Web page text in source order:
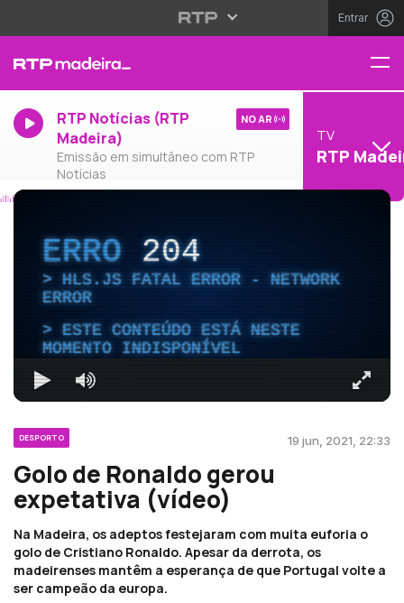
Entrar
RTP Notícias (RTP
Madeira)
Emissão em simultâneo com RTP
Notícias
NO AR
TV
RTP
ERRO204
HLS.JS FATAL ERROR - NETWORK
ERROR
ESTE CONTEÚDO ESTÁ NESTE
MOMENTO INDISPONÍVEL
DESPORTO 19 jun, 2021, 22:33
Golo de Ronaldo gerou
expetativa (vídeo)
Na Madeira, os adeptos festejaram com muita euforia o
golo de Cristiano Ronaldo. Apesar da derrota, os
madeirenses mantêm a esperança de que Portugal volte a
ser campeão da europa.